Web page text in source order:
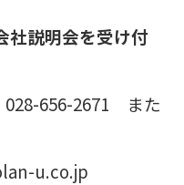
社説明会を受け付
028-656-2671 また
u.co.jp